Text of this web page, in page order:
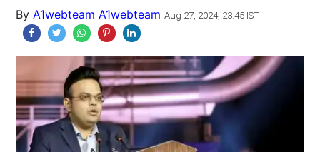
By A1webteam A1webteam Aug 27, 2024, 23:45 IST